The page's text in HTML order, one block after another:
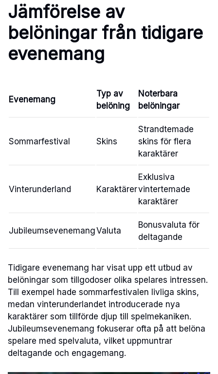
Jämförelse av
belöningar från tidigare
evenemang
Evenemang
Typ av
belöning
Noterbara
belöningar
Sommarfestival Skins
Strandtemade
skins för flera
karaktärer
Vinterunderland Karaktärer
Exklusiva
vintertemade
karaktärer
JubileumsevenemangValuta
Bonusvaluta för
deltagande
Tidigare evenemang har visat upp ett utbud av
belöningar som tillgodoser olika spelares intressen.
Till exempel hade sommarfestivalen livliga skins,
medan vinterunderlandet introducerade nya
karaktärer som tillförde djup till spelmekaniken.
Jubileumsevenemang fokuserar ofta på att belöna
spelare med spelvaluta, vilket uppmuntrar
deltagande och engagemang.